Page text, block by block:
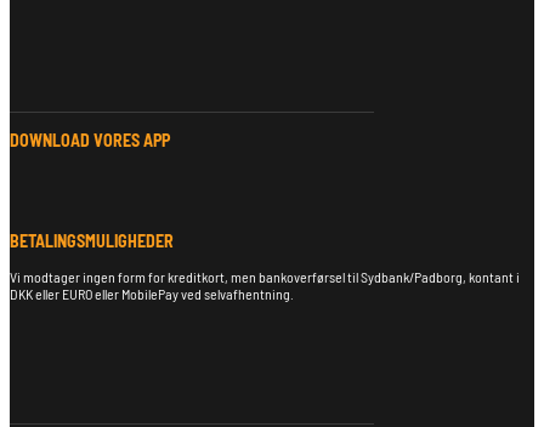
DOWNLOAD VORES APP
BETALINGSMULIGHEDER
Vi modtager ingen form for kreditkort, men bankoverførsel til Sydbank/Padborg, kontant i
DKK eller EURO eller MobilePay ved selvafhentning.